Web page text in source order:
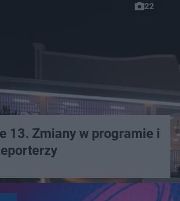
22
13. Zmiany w programie i